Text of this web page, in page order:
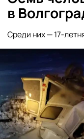
в
Среди них — 17-